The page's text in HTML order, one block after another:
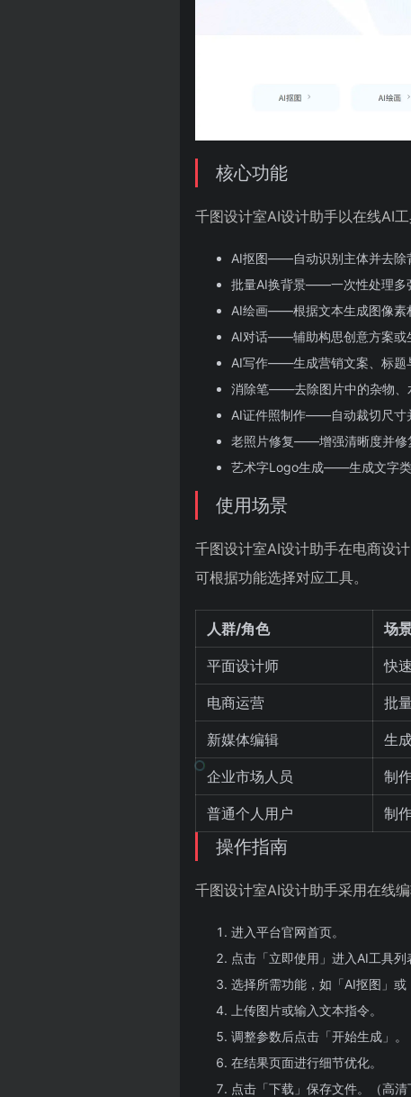
核心功能
千图设计室AI设计助手以在线AI
AI抠图——自动识别主体并去除
批量AI换背景——一次性处理多
AI绘画——根据文本生成图像素
AI对话——辅助构思创意方案或
AI写作——生成营销文案、标题
消除笔——去除图片中的杂物、
AI证件照制作——自动裁切尺寸
老照片修复——增强清晰度并修
艺术字Logo生成——生成文字类
使用场景
千图设计室AI设计助手在电商设
可根据功能选择对应工具。
人群/角色 场
平面设计师 快
电商运营 批
新媒体编辑 生
企业市场人员 制
普通个人用户 制
操作指南
千图设计室AI设计助手采用在线
进入平台官网首页。
点击「立即使用」进入AI工具列
选择所需功能，如「AI抠图」或
上传图片或输入文本指令。
调整参数后点击「开始生成」。
在结果页面进行细节优化。
点击「下载」保存文件。（高